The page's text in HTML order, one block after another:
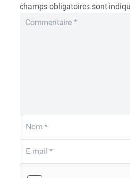
champs obligatoires sont